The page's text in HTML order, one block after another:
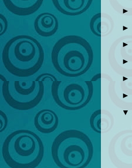
►
►
►
►
►
►
▼